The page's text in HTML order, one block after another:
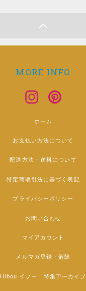
MORE INFO
ホーム
お支払い方法について
配送方法・送料について
特定商取引法に基づく表記
プライバシーポリシー
お問い合わせ
マイアカウント
メルマガ登録・解除
Hibou イブー 特集アーカイブ